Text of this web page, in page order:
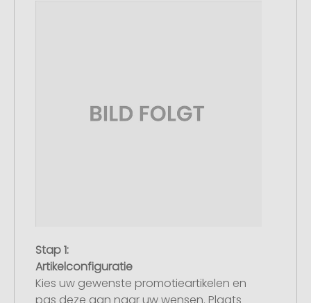
Stap 1:
Artikelconfiguratie
Kies uw gewenste promotieartikelen en